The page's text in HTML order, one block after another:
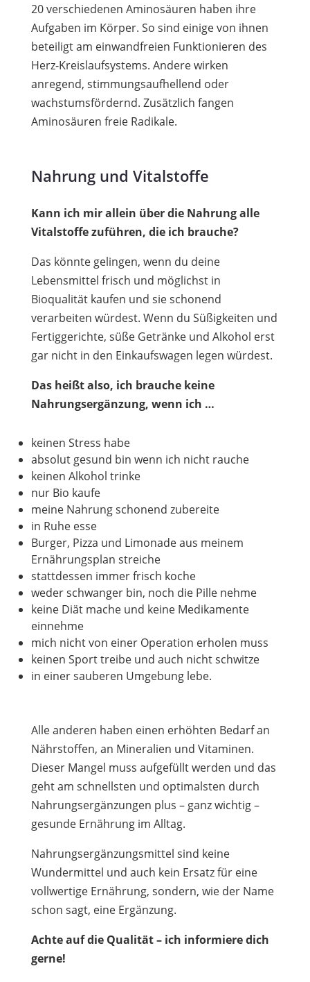
20 verschiedenen Aminosäuren haben ihre
Aufgaben im Körper. So sind einige von ihnen
beteiligt am einwandfreien Funktionieren des
Herz-Kreislaufsystems. Andere wirken
anregend, stimmungsaufhellend oder
wachstumsfördernd. Zusätzlich fangen
Aminosäuren freie Radikale.
Nahrung und Vitalstoffe
Kann ich mir allein über die Nahrung alle
Vitalstoffe zuführen, die ich brauche?
Das könnte gelingen, wenn du deine
Lebensmittel frisch und möglichst in
Bioqualität kaufen und sie schonend
verarbeiten würdest. Wenn du Süßigkeiten und
Fertiggerichte, süße Getränke und Alkohol erst
gar nicht in den Einkaufswagen legen würdest.
Das heißt also, ich brauche keine
Nahrungsergänzung, wenn ich …
keinen Stress habe
absolut gesund bin wenn ich nicht rauche
keinen Alkohol trinke
nur Bio kaufe
meine Nahrung schonend zubereite
in Ruhe esse
Burger, Pizza und Limonade aus meinem
Ernährungsplan streiche
stattdessen immer frisch koche
weder schwanger bin, noch die Pille nehme
keine Diät mache und keine Medikamente
einnehme
mich nicht von einer Operation erholen muss
keinen Sport treibe und auch nicht schwitze
in einer sauberen Umgebung lebe.
Alle anderen haben einen erhöhten Bedarf an
Nährstoffen, an Mineralien und Vitaminen.
Dieser Mangel muss aufgefüllt werden und das
geht am schnellsten und optimalsten durch
Nahrungsergänzungen plus – ganz wichtig –
gesunde Ernährung im Alltag.
Nahrungsergänzungsmittel sind keine
Wundermittel und auch kein Ersatz für eine
vollwertige Ernährung, sondern, wie der Name
schon sagt, eine Ergänzung.
Achte auf die Qualität – ich informiere dich
gerne!